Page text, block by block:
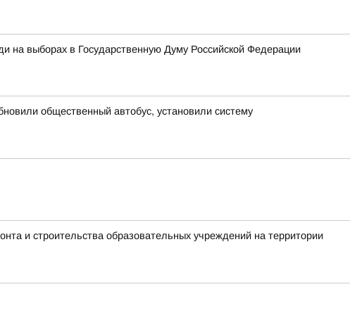
на выборах в Государственную Думу Российской Федерации
общественный автобус, установили систему
и строительства образовательных учреждений на территории